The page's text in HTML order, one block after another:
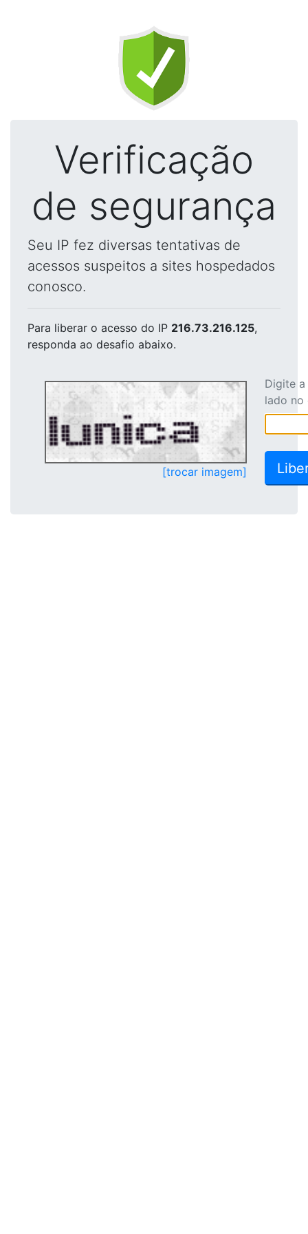
Verificação
de segurança
Seu IP fez diversas tentativas de
acessos suspeitos a sites hospedados
conosco.
Para liberar o acesso do IP 216.73.216.125,
responda ao desafio abaixo.
[trocar imagem]
Digite
lado no